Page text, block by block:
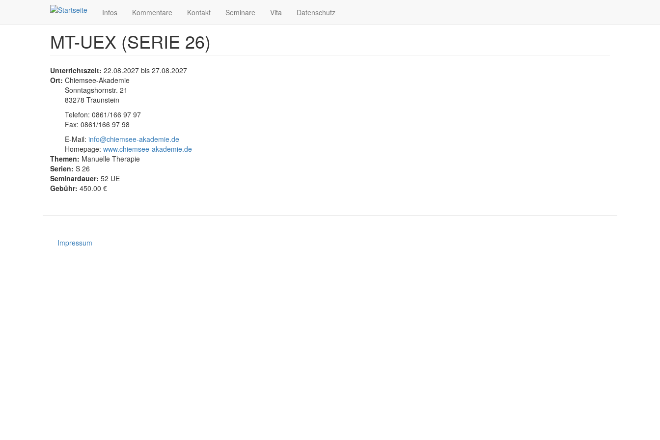
Infos Kommentare Kontakt Seminare Vita Datenschutz
MT-UEX (SERIE 26)
Unterrichtszeit: 22.08.2027 bis 27.08.2027
Ort: Chiemsee-Akademie
Sonntagshornstr. 21
83278 Traunstein
Telefon: 0861/166 97 97
Fax: 0861/166 97 98
E-Mail: info@chiemsee-akademie.de
Homepage: www.chiemsee-akademie.de
Themen: Manuelle Therapie
Serien: S 26
Seminardauer: 52 UE
Gebühr: 450.00 €
Impressum